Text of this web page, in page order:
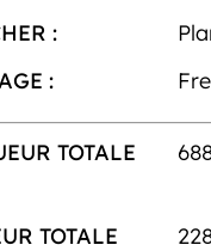
:
:
TOTALE
TOTALE